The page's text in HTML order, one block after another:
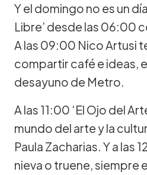
Y el domingo no es un
Libre’ desde las 06:00
A las 09:00 Nico Artusi
compartir café e ideas,
desayuno de Metro.
A las 11:00 ‘El Ojo del
mundo del arte y la
Paula Zacharias. Y a las
nieva o truene, siempre